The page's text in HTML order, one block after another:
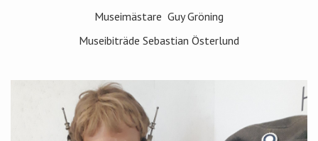
Museimästare Guy Gröning
Museibiträde Sebastian Österlund